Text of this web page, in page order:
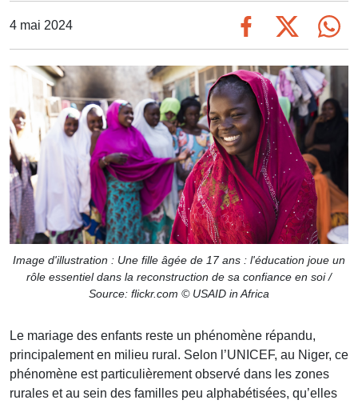
4 mai 2024
Image d'illustration : Une fille âgée de 17 ans : l'éducation joue un
rôle essentiel dans la reconstruction de sa confiance en soi /
Source: flickr.com © USAID in Africa
Le mariage des enfants reste un phénomène répandu,
principalement en milieu rural. Selon l’UNICEF, au Niger, ce
phénomène est particulièrement observé dans les zones
rurales et au sein des familles peu alphabétisées, qu’elles